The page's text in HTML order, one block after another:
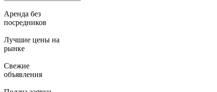
Аренда без
посредников
Лучшие цены на
рынке
Свежие
объявления